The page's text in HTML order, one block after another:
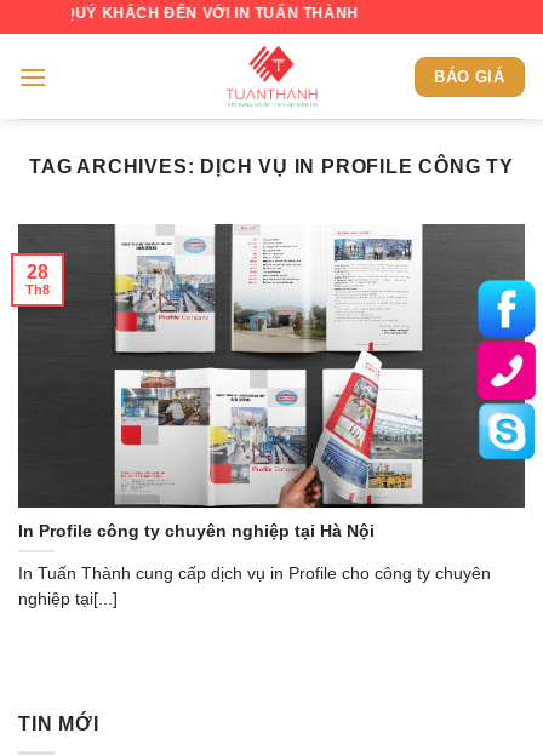
content
QUÝ KHÁCH ĐẾN VỚI IN TUẤN THÀNH
BÁO GIÁ
TAG ARCHIVES: DỊCH VỤ IN PROFILE CÔNG TY
In Profile công ty chuyên nghiệp tại Hà Nội
In Tuấn Thành cung cấp dịch vụ in Profile cho công ty chuyên
nghiệp tại[...]
28
Th8
TIN MỚI